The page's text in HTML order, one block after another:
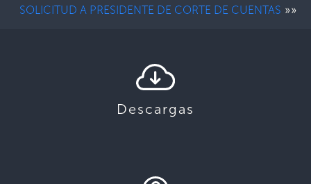
SOLICITUD A PRESIDENTE DE CORTE DE CUENTAS »»
Descargas